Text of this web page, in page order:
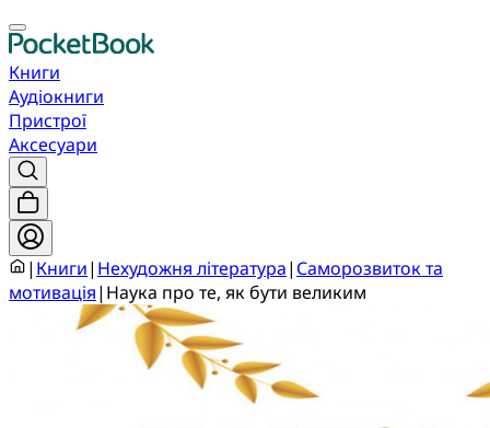
Книги
Аудіокниги
Пристрої
Аксесуари
| Книги| Нехудожня література| Саморозвиток та
мотивація| Наука про те, як бути великим